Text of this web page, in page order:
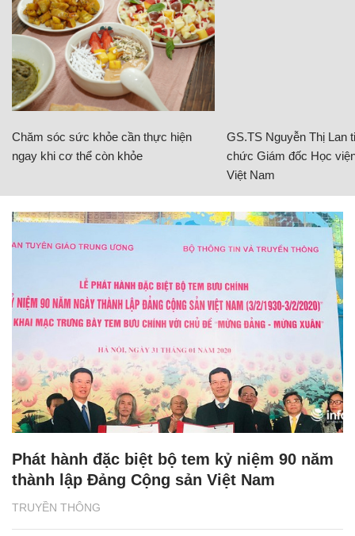
Chăm sóc sức khỏe cần thực hiện
ngay khi cơ thể còn khỏe
GS.TS Nguyễn Thị Lan
chức Giám đốc Học
Việt Nam
TRUYỀN THÔNG
Phát hành đặc biệt bộ tem kỷ niệm 90 năm
thành lập Đảng Cộng sản Việt Nam